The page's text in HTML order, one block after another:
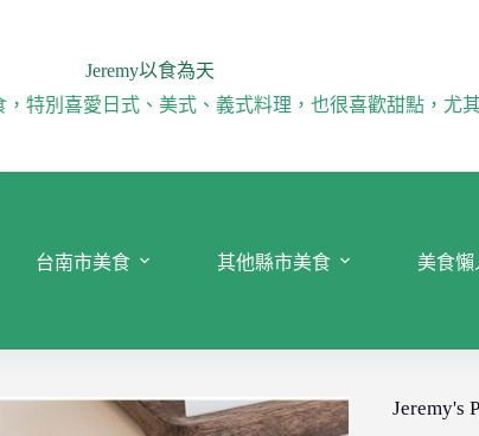
Jeremy以食為天
特別喜愛日式、美式、義式料理，也很喜歡甜點，尤
台南市美食 其他縣市美食 美食懶
Jeremy's